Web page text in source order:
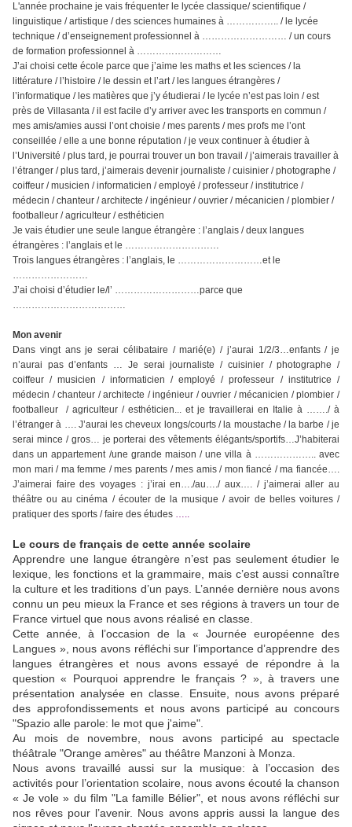
L'année prochaine je vais fréquenter le lycée classique/ scientifique /
linguistique / artistique / des sciences humaines à …………….. / le lycée
technique / d’enseignement professionnel à ……………………… / un cours
de formation professionnel à ………………………
J’ai choisi cette école parce que j’aime les maths et les sciences / la
littérature / l’histoire / le dessin et l’art / les langues étrangères /
l’informatique / les matières que j’y étudierai / le lycée n’est pas loin / est
près de Villasanta / il est facile d’y arriver avec les transports en commun /
mes amis/amies aussi l’ont choisie / mes parents / mes profs me l’ont
conseillée / elle a une bonne réputation / je veux continuer à étudier à
l’Université / plus tard, je pourrai trouver un bon travail / j’aimerais travailler à
l’étranger / plus tard, j’aimerais devenir journaliste / cuisinier / photographe /
coiffeur / musicien / informaticien / employé / professeur / institutrice /
médecin / chanteur / architecte / ingénieur / ouvrier / mécanicien / plombier /
footballeur / agriculteur / esthéticien
Je vais étudier une seule langue étrangère : l’anglais / deux langues
étrangères : l’anglais et le …………………………
Trois langues étrangères : l’anglais, le ………………………et le
……………………
J’ai choisi d’étudier le/l’ ………………………parce que
………………………………
Mon avenir
Dans vingt ans je serai célibataire / marié(e) / j’aurai 1/2/3…enfants / je
n’aurai pas d’enfants … Je serai journaliste / cuisinier / photographe /
coiffeur / musicien / informaticien / employé / professeur / institutrice /
médecin / chanteur / architecte / ingénieur / ouvrier / mécanicien / plombier /
footballeur / agriculteur / esthéticien... et je travaillerai en Italie à ……./ à
l’étranger à …. J’aurai les cheveux longs/courts / la moustache / la barbe / je
serai mince / gros… je porterai des vêtements élégants/sportifs…J’habiterai
dans un appartement /une grande maison / une villa à ……………….. avec
mon mari / ma femme / mes parents / mes amis / mon fiancé / ma fiancée….
J’aimerai faire des voyages : j’irai en…./au…./ aux…. / j’aimerai aller au
théâtre ou au cinéma / écouter de la musique / avoir de belles voitures /
pratiquer des sports / faire des études …..
Le cours de français de cette année scolaire
Apprendre une langue étrangère n’est pas seulement étudier le
lexique, les fonctions et la grammaire, mais c’est aussi connaître
la culture et les traditions d’un pays. L’année dernière nous avons
connu un peu mieux la France et ses régions à travers un tour de
France virtuel que nous avons réalisé en classe.
Cette année, à l’occasion de la « Journée européenne des
Langues », nous avons réfléchi sur l’importance d’apprendre des
langues étrangères et nous avons essayé de répondre à la
question « Pourquoi apprendre le français ? », à travers une
présentation analysée en classe. Ensuite, nous avons préparé
des approfondissements et nous avons participé au concours
"Spazio alle parole: le mot que j'aime".
Au mois de novembre, nous avons participé au spectacle
théâtrale "Orange amères" au théâtre Manzoni à Monza.
Nous avons travaillé aussi sur la musique: à l’occasion des
activités pour l’orientation scolaire, nous avons écouté la chanson
« Je vole » du film "La famille Bélier", et nous avons réfléchi sur
nos rêves pour l’avenir. Nous avons appris aussi la langue des